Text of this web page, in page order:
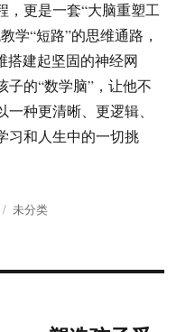
，更是一套“大脑重塑工
学“短路”的思维通路，
搭建起坚固的神经网
子的“数学脑”，让他不
种更清晰、更逻辑、
习和人生中的一切挑
分
未分类